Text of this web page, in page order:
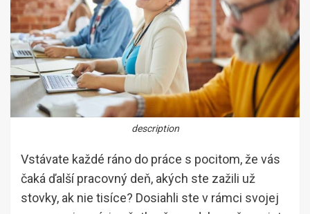
description
Vstávate každé ráno do práce s pocitom, že vás
čaká ďalší pracovný deň, akých ste zažili už
stovky, ak nie tisíce? Dosiahli ste v rámci svojej